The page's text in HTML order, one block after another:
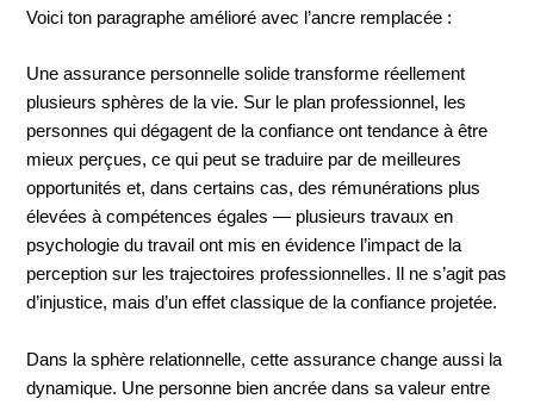
Voici ton paragraphe amélioré avec l’ancre remplacée :
Une assurance personnelle solide transforme réellement
plusieurs sphères de la vie. Sur le plan professionnel, les
personnes qui dégagent de la confiance ont tendance à être
mieux perçues, ce qui peut se traduire par de meilleures
opportunités et, dans certains cas, des rémunérations plus
élevées à compétences égales — plusieurs travaux en
psychologie du travail ont mis en évidence l’impact de la
perception sur les trajectoires professionnelles. Il ne s’agit pas
d’injustice, mais d’un effet classique de la confiance projetée.
Dans la sphère relationnelle, cette assurance change aussi la
dynamique. Une personne bien ancrée dans sa valeur entre